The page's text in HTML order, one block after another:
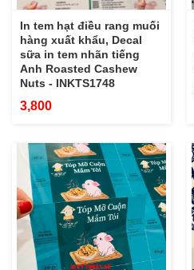
In tem hạt điều rang muối
hàng xuất khẩu, Decal
sữa in tem nhãn tiếng
Anh Roasted Cashew
Nuts - INKTS1748
3,800